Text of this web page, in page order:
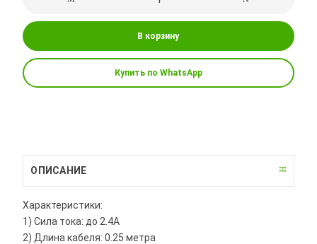
В корзину
Купить по WhatsApp
ОПИСАНИЕ
Характеристики:
1) Сила тока: до 2.4A
2) Длина кабеля: 0.25 метра